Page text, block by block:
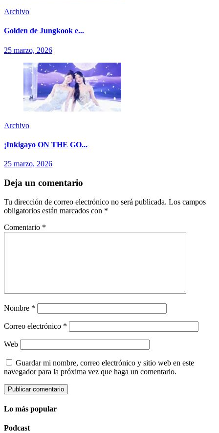
Archivo
Golden de Jungkook e...
25 marzo, 2026
Archivo
¡Inkigayo ON THE GO...
25 marzo, 2026
Deja un comentario
Tu dirección de correo electrónico no será publicada. Los campos
obligatorios están marcados con *
Comentario *
Nombre *
Correo electrónico *
Web
Guardar mi nombre, correo electrónico y sitio web en este
navegador para la próxima vez que haga un comentario.
Lo más popular
Podcast